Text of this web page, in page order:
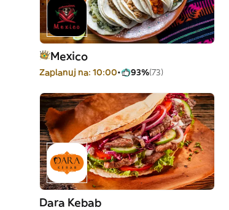
Mexico
Zaplanuj na: 10:00 93%(73)
Dara Kebab